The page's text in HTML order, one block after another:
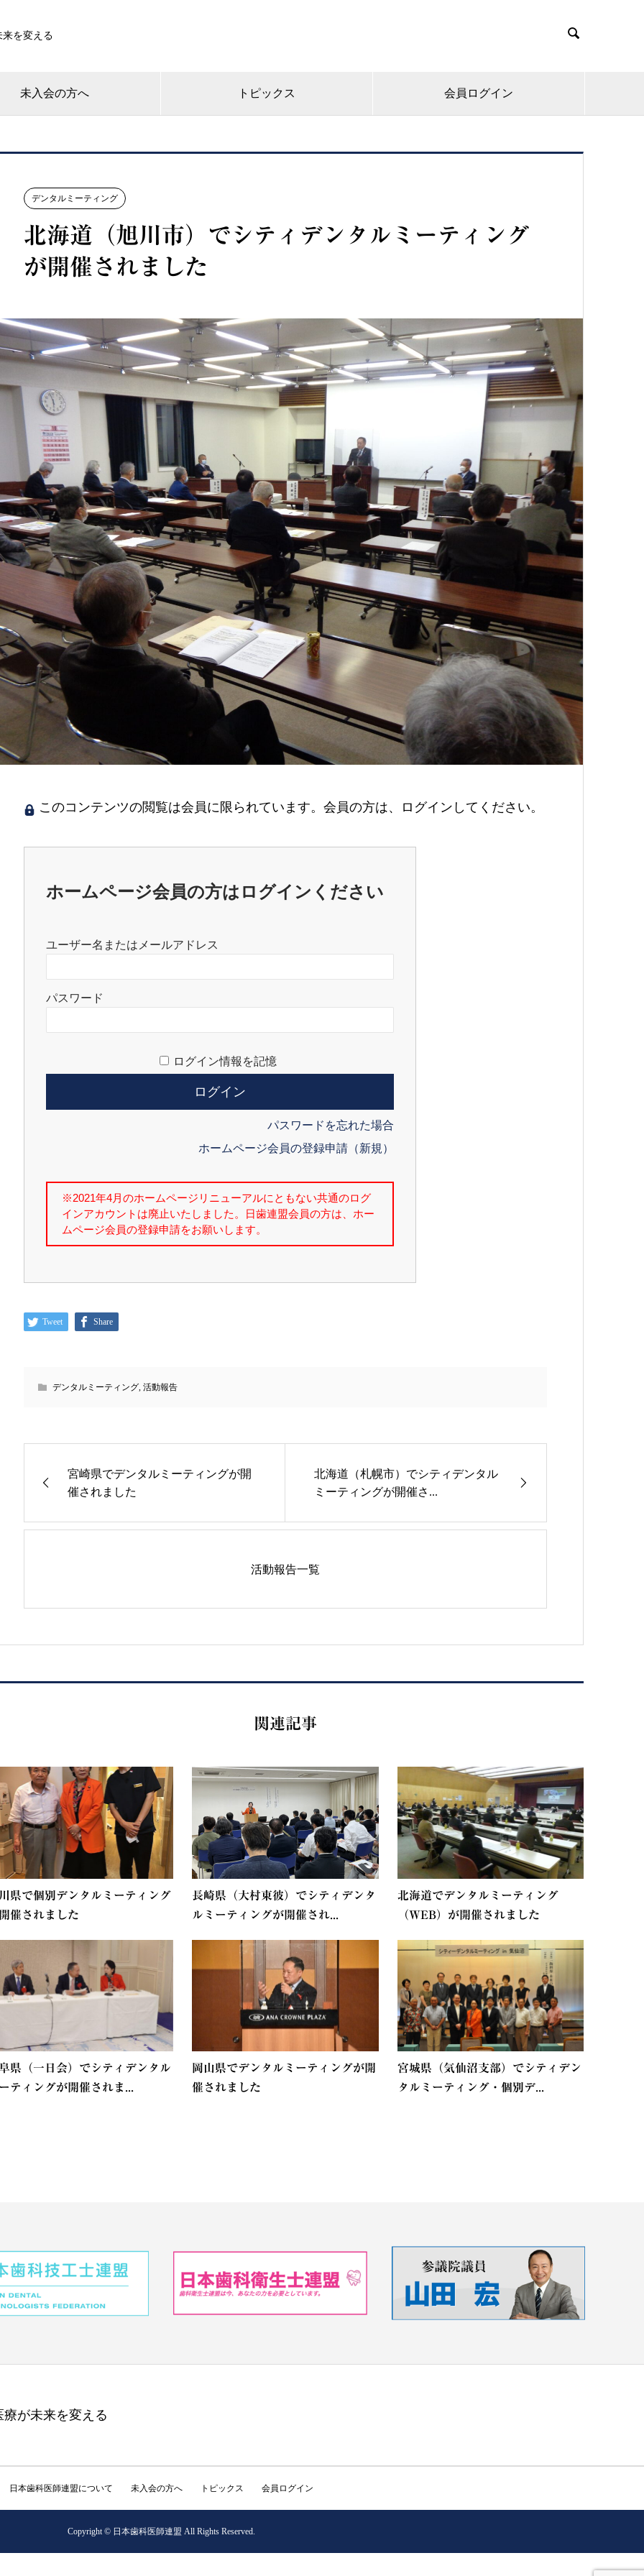
を変える 
未入会の方へ トピックス 会員ログイン
デンタルミーティング
北海道（旭川市）でシティデンタルミーティング
が開催されました
このコンテンツの閲覧は会員に限られています。会員の方は、ログインしてください。
ホームページ会員の方はログインください
ユーザー名またはメールアドレス
パスワード
ログイン情報を記憶
パスワードを忘れた場合
ホームページ会員の登録申請（新規）
Tweet Share
デンタルミーティング, 活動報告
宮崎県でデンタルミーティングが開
催されました
北海道（札幌市）でシティデンタル
ミーティングが開催さ...
活動報告一覧
関連記事
県で個別デンタルミーティング
催されました
長崎県（大村東彼）でシティデンタ
ルミーティングが開催され...
北海道でデンタルミーティング
（WEB）が開催されました
県（一日会）でシティデンタル
ティングが開催されま...
岡山県でデンタルミーティングが開
催されました
宮城県（気仙沼支部）でシティデン
タルミーティング・個別デ...
療が未来を変える
日本歯科医師連盟について 未入会の方へ トピックス 会員ログイン
Copyright © 日本歯科医師連盟 All Rights Reserved.